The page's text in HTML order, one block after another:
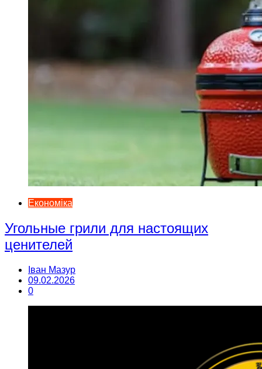
Економіка
Угольные грили для настоящих
ценителей
Іван Мазур
09.02.2026
0